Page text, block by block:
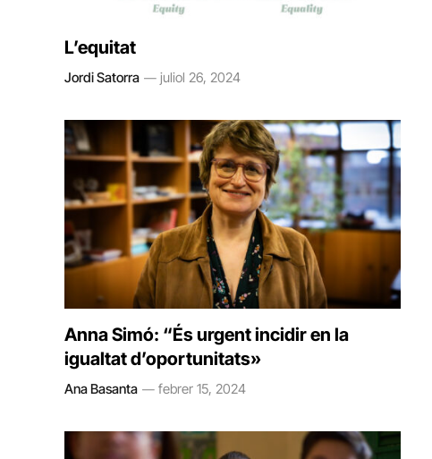
L’equitat
Jordi Satorra juliol 26, 2024
Anna Simó: “És urgent incidir en la
igualtat d’oportunitats»
Ana Basanta febrer 15, 2024